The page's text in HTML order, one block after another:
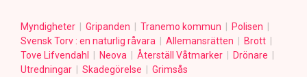
Myndigheter Gripanden Tranemo kommun
Polisen
Svensk Torv : en naturlig råvara
Allemansrätten
Brott
Tove Lifvendahl
Neova Återställ Våtmarker
Drönare
Utredningar
Skadegörelse Grimsås